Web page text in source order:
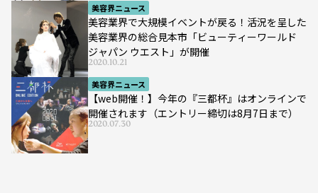
美容界ニュース
美容業界で大規模イベントが戻る！活況を呈した
美容業界の総合見本市「ビューティーワールド
ジャパン ウエスト」が開催
2020.10.21
美容界ニュース
【web開催！】今年の『三都杯』はオンラインで
開催されます（エントリー締切は8月7日まで）
2020.07.30